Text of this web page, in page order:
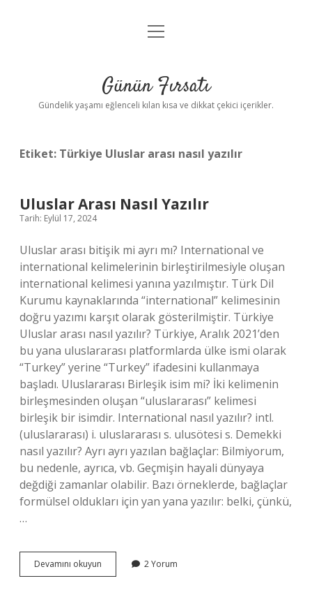
Anasayfa
Yasal Uyarı
menüyü
Günün Fırsatı
Gündelik yaşamı eğlenceli kılan kısa ve dikkat çekici içerikler.
Etiket: Türkiye Uluslar arası nasıl yazılır
Uluslar Arası Nasıl Yazılır
Tarih: Eylül 17, 2024
Uluslar arası bitişik mi ayrı mı? International ve
international kelimelerinin birleştirilmesiyle oluşan
international kelimesi yanına yazılmıştır. Türk Dil
Kurumu kaynaklarında “international” kelimesinin
doğru yazımı karşıt olarak gösterilmiştir. Türkiye
Uluslar arası nasıl yazılır? Türkiye, Aralık 2021’den
bu yana uluslararası platformlarda ülke ismi olarak
“Turkey” yerine “Turkey” ifadesini kullanmaya
başladı. Uluslararası Birleşik isim mi? İki kelimenin
birleşmesinden oluşan “uluslararası” kelimesi
birleşik bir isimdir. International nasıl yazılır? intl.
(uluslararası) i. uluslararası s. ulusötesi s. Demekki
nasıl yazılır? Ayrı ayrı yazılan bağlaçlar: Bilmiyorum,
bu nedenle, ayrıca, vb. Geçmişin hayali dünyaya
değdiği zamanlar olabilir. Bazı örneklerde, bağlaçlar
formülsel oldukları için yan yana yazılır: belki, çünkü,
…
Devamını okuyun
Arası
2 Yorum